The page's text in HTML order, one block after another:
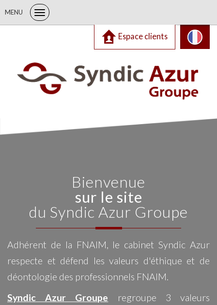
MENU
Espace clients
Bienvenue
sur le site
du Syndic Azur Groupe
Adhérent de la FNAIM, le cabinet Syndic Azur
respecte et défend les valeurs d'éthique et de
déontologie des professionnels FNAIM.
Syndic Azur Groupe regroupe 3 valeurs